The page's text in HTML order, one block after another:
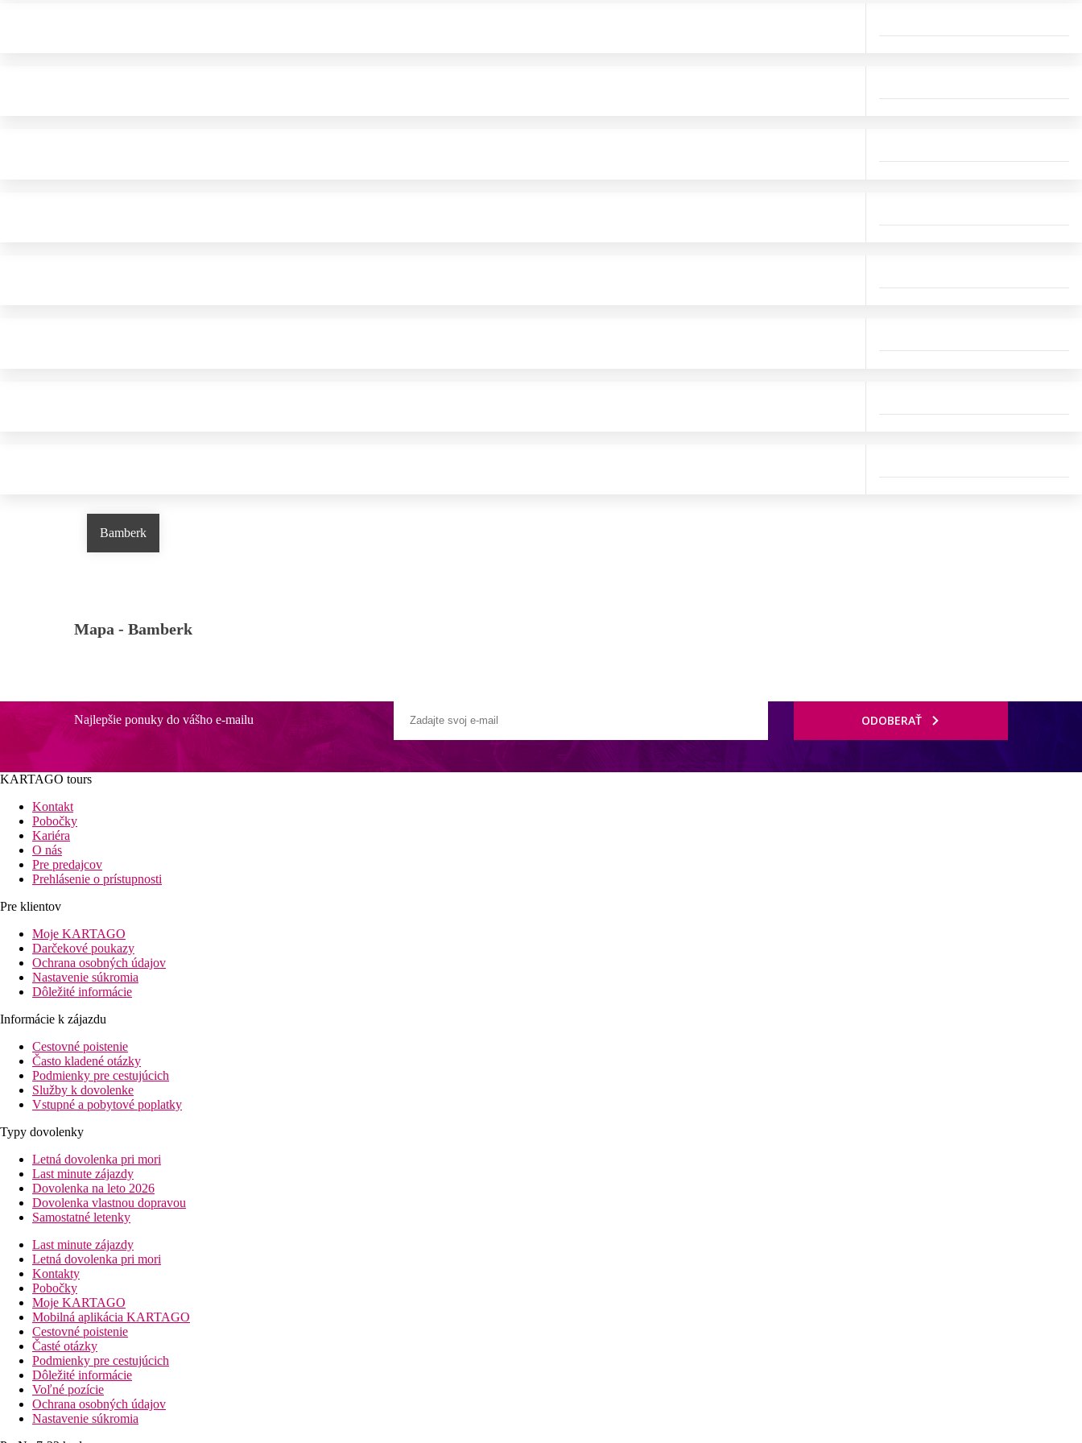
Bamberk
Mapa - Bamberk
Najlepšie ponuky do vášho e-mailu ODOBERAŤ
KARTAGO tours
Kontakt
Pobočky
Kariéra
O nás
Pre predajcov
Prehlásenie o prístupnosti
Pre klientov
Moje KARTAGO
Darčekové poukazy
Ochrana osobných údajov
Nastavenie súkromia
Dôležité informácie
Informácie k zájazdu
Cestovné poistenie
Často kladené otázky
Podmienky pre cestujúcich
Služby k dovolenke
Vstupné a pobytové poplatky
Typy dovolenky
Letná dovolenka pri mori
Last minute zájazdy
Dovolenka na leto 2026
Dovolenka vlastnou dopravou
Samostatné letenky
Last minute zájazdy
Letná dovolenka pri mori
Kontakty
Pobočky
Moje KARTAGO
Mobilná aplikácia KARTAGO
Cestovné poistenie
Časté otázky
Podmienky pre cestujúcich
Dôležité informácie
Voľné pozície
Ochrana osobných údajov
Nastavenie súkromia